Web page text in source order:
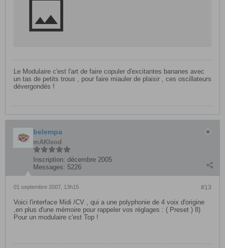
Le Modulaire c'est l'art de faire copuler d'excitantes bananes avec
un tas de petits trous , pour faire miauler de plaisir , ces oscillateurs
dévergondés !
belempa
mAKleod
Inscription: décembre 2005
Messages: 5226
#13
01 septembre 2007, 13h15
Voici l'interface Midi /CV , qui a une polyphonie de 4 voix d'origine
,en plus d'une mémoire pour rappeler vos réglages : ( Preset ) 8)
Pour un modulaire c'est Top !